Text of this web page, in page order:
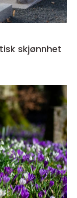
skjønnhet